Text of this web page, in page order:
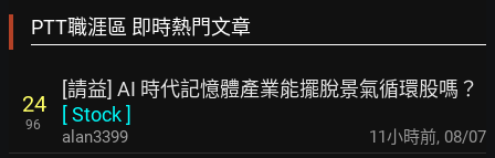
PTT職涯區 即時熱門文章
24
96
[請益] AI 時代記憶體產業能擺脫景氣循環股嗎？
[Stock]
alan3399 11小時前, 08/07